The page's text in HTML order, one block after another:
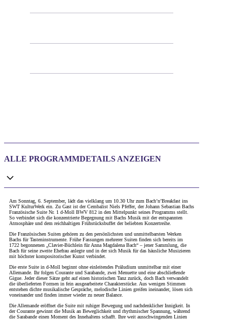
ALLE PROGRAMMDETAILS ANZEIGEN
Am Sonntag, 6. September, lädt das vielklang um 10.30 Uhr zum Bach’n’Breakfast ins
SWT KulturWerk ein. Zu Gast ist der Cembalist Niels Pfeffer, der Johann Sebastian Bachs
Französische Suite Nr. 1 d-Moll BWV 812 in den Mittelpunkt seines Programms stellt.
So verbindet sich die konzentrierte Begegnung mit Bachs Musik mit der entspannten
Atmosphäre und dem reichhaltigen Frühstücksbuffet der beliebten Konzertreihe.
Die Französischen Suiten gehören zu den persönlichsten und unmittelbarsten Werken
Bachs für Tasteninstrumente. Frühe Fassungen mehrerer Suiten finden sich bereits im
1722 begonnenen „Clavier-Büchlein für Anna Magdalena Bach“ – jener Sammlung, die
Bach für seine zweite Ehefrau anlegte und in der sich Musik für das häusliche Musizieren
mit höchster kompositorischer Kunst verbindet.
Die erste Suite in d-Moll beginnt ohne einleitendes Präludium unmittelbar mit einer
Allemande. Ihr folgen Courante und Sarabande, zwei Menuette und eine abschließende
Gigue. Jeder dieser Sätze geht auf einen historischen Tanz zurück, doch Bach verwandelt
die überlieferten Formen in fein ausgearbeitete Charakterstücke. Aus wenigen Stimmen
entstehen dichte musikalische Gespräche, melodische Linien greifen ineinander, lösen sich
voneinander und finden immer wieder zu neuer Balance.
Die Allemande eröffnet die Suite mit ruhiger Bewegung und nachdenklicher Innigkeit. In
der Courante gewinnt die Musik an Beweglichkeit und rhythmischer Spannung, während
die Sarabande einen Moment des Innehaltens schafft. Ihre weit ausschwingenden Linien